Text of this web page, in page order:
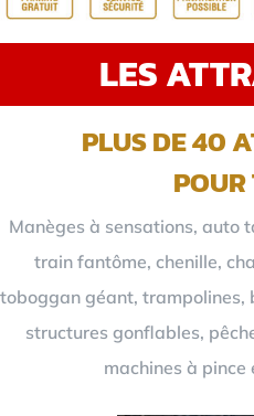
LES
PLUS DE 40
Manèges à sensations, auto
train fantôme, chenille,
toboggan géant,
structures gonflables,
machines à pince